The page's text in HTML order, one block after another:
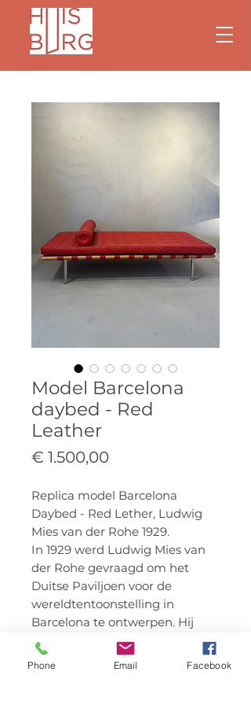
Model Barcelona
daybed - Red
Leather
€ 1.500,00Prijs
Replica model Barcelona
Daybed - Red Lether, Ludwig
Mies van der Rohe 1929.
In 1929 werd Ludwig Mies van
der Rohe gevraagd om het
Duitse Paviljoen voor de
wereldtentoonstelling in
Barcelona te ontwerpen. Hij
creëerde een prachtig geheel
waarin de Barcelona Chair en
Phone Email Facebook